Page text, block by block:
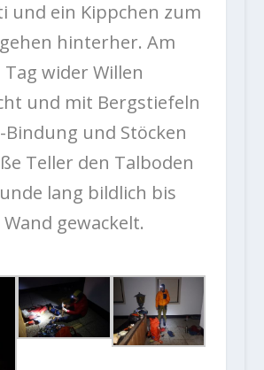
und ein Kippchen zum
hinterher. Am
wider Willen
und mit Bergstiefeln
Bindung und Stöcken
Teller den Talboden
lang bildlich bis
gewackelt.